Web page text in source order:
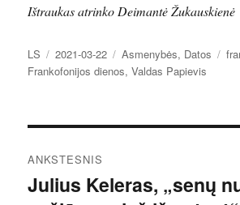
Ištraukas atrinko Deimantė Žukauskienė
Autorius
LS Paskelbta
2021-03-22 Kategorijos
Asmenybės, Datos
Frankofonijos dienos,Valdas Papievis
tarp
ANKSTESNIS
Ankstesnis
Julius Keleras, „senų